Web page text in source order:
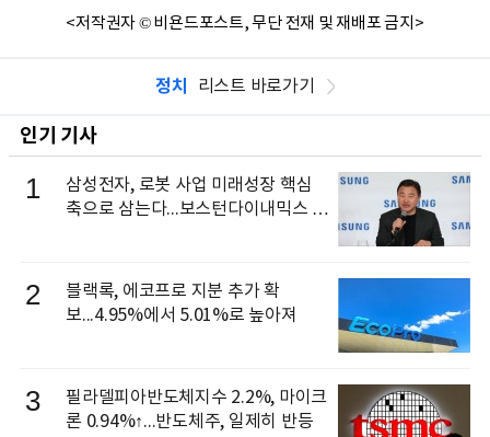
<저작권자 © 비욘드포스트, 무단 전재 및 재배포 금지>
정치 리스트 바로가기
인기 기사
1
삼성전자, 로봇 사업 미래성장 핵심
축으로 삼는다...보스턴다이내믹스 출
2
블랙록, 에코프로 지분 추가 확
보...4.95%에서 5.01%로 높아져
3
필라델피아반도체지수 2.2%, 마이크
론 0.94%↑...반도체주, 일제히 반등